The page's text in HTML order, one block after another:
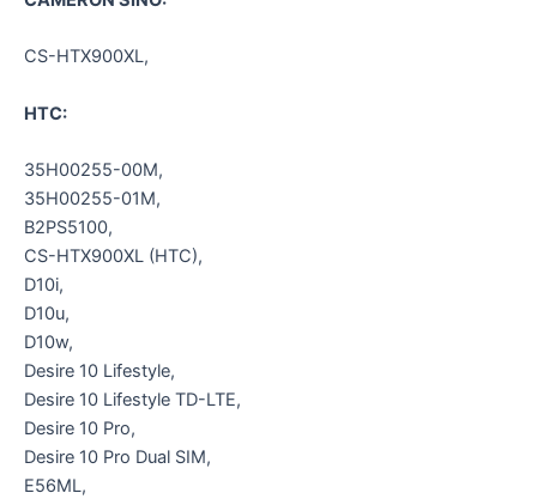
CS-HTX900XL,
HTC:
35H00255-00M,
35H00255-01M,
B2PS5100,
CS-HTX900XL (HTC),
D10i,
D10u,
D10w,
Desire 10 Lifestyle,
Desire 10 Lifestyle TD-LTE,
Desire 10 Pro,
Desire 10 Pro Dual SIM,
E56ML,